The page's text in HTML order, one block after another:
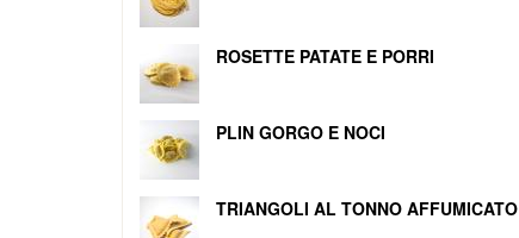
ROSETTE PATATE E PORRI
PLIN GORGO E NOCI
TRIANGOLI AL TONNO AFFUMICATO